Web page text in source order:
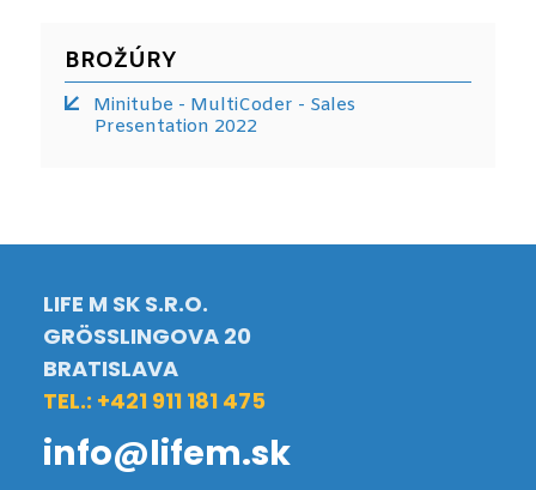
BROŽÚRY
Minitube - MultiCoder - Sales
Presentation 2022
LIFE M SK S.R.O.
GRÖSSLINGOVA 20
BRATISLAVA
TEL.: +421 911 181 475
info@lifem.sk